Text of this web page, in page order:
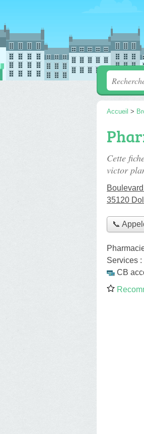
Accueil >
Cette
victor
35120
📞
Services :
CB